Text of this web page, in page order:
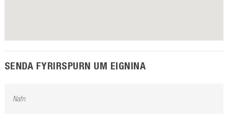
SENDA FYRIRSPURN UM EIGNINA